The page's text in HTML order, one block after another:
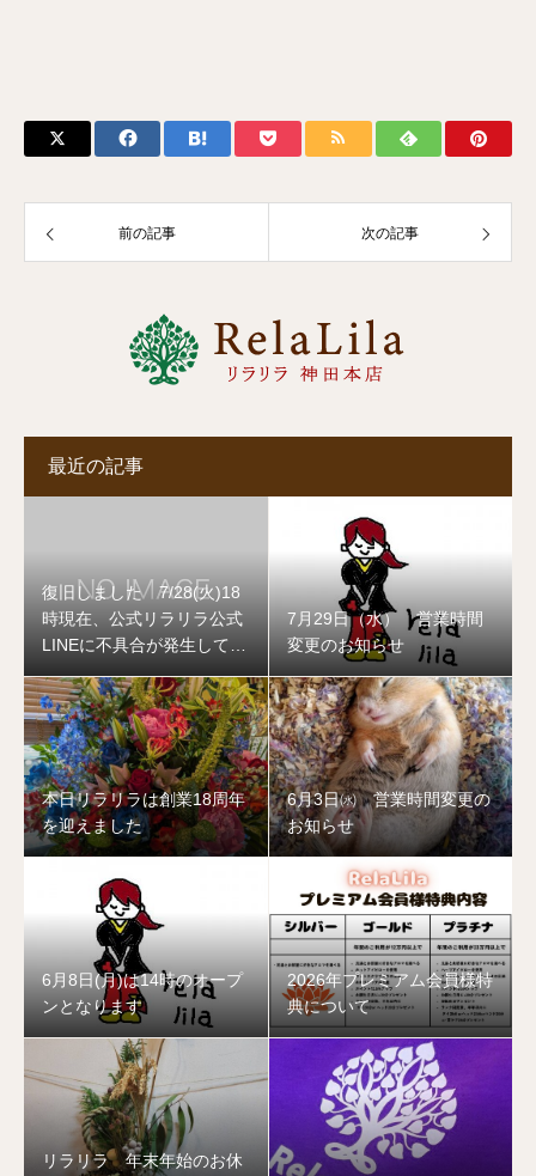
前の記事 次の記事
最近の記事
復旧しました 7/28(火)18
時現在、公式リラリラ公式
LINEに不具合が発生してお
7月29日（水） 営業時間
変更のお知らせ
本日リラリラは創業18周年
を迎えました
6月3日㈬ 営業時間変更の
お知らせ
6月8日(月)は14時のオープ
ンとなります
2026年プレミアム会員様特
典について
リラリラ 年末年始のお休